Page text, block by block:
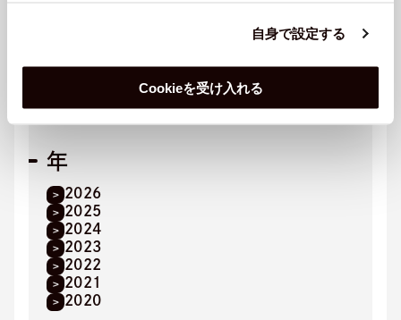
自身で設定する
Cookieを受け入れる
お知らせ
プレスリリース
年
2026
2025
2024
2023
2022
2021
2020